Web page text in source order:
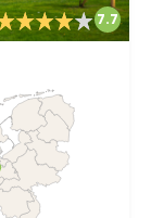
7.7